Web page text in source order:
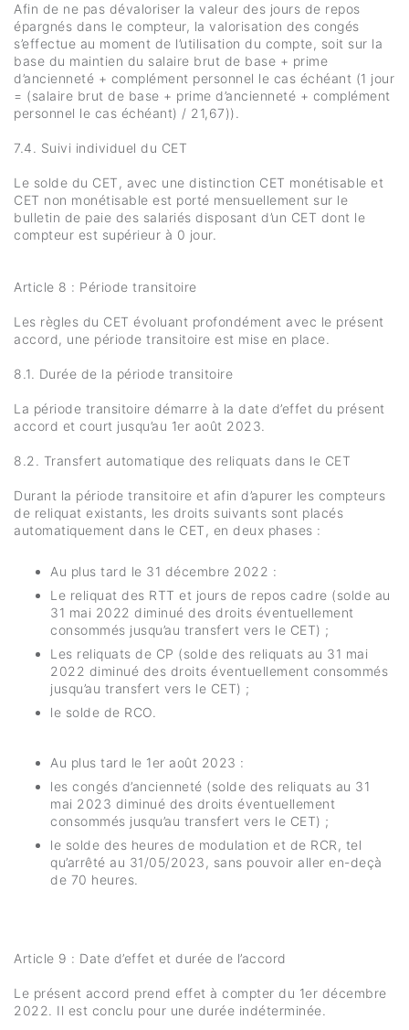
Afin de ne pas dévaloriser la valeur des jours de repos
épargnés dans le compteur, la valorisation des congés
s’effectue au moment de l’utilisation du compte, soit sur la
base du maintien du salaire brut de base + prime
d’ancienneté + complément personnel le cas échéant (1 jour
= (salaire brut de base + prime d’ancienneté + complément
personnel le cas échéant) / 21,67)).
7.4. Suivi individuel du CET
Le solde du CET, avec une distinction CET monétisable et
CET non monétisable est porté mensuellement sur le
bulletin de paie des salariés disposant d’un CET dont le
compteur est supérieur à 0 jour.
Article 8 : Période transitoire
Les règles du CET évoluant profondément avec le présent
accord, une période transitoire est mise en place.
8.1. Durée de la période transitoire
La période transitoire démarre à la date d’effet du présent
accord et court jusqu’au 1er août 2023.
8.2. Transfert automatique des reliquats dans le CET
Durant la période transitoire et afin d’apurer les compteurs
de reliquat existants, les droits suivants sont placés
automatiquement dans le CET, en deux phases :
Au plus tard le 31 décembre 2022 :
Le reliquat des RTT et jours de repos cadre (solde au
31 mai 2022 diminué des droits éventuellement
consommés jusqu’au transfert vers le CET) ;
Les reliquats de CP (solde des reliquats au 31 mai
2022 diminué des droits éventuellement consommés
jusqu’au transfert vers le CET) ;
le solde de RCO.
Au plus tard le 1er août 2023 :
les congés d’ancienneté (solde des reliquats au 31
mai 2023 diminué des droits éventuellement
consommés jusqu’au transfert vers le CET) ;
le solde des heures de modulation et de RCR, tel
qu’arrêté au 31/05/2023, sans pouvoir aller en-deçà
de 70 heures.
Article 9 : Date d’effet et durée de l’accord
Le présent accord prend effet à compter du 1er décembre
2022. Il est conclu pour une durée indéterminée.